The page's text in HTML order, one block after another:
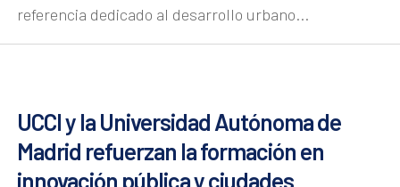
referencia dedicado al desarrollo urbano...
UCCI y la Universidad Autónoma de
Madrid refuerzan la formación en
innovación pública y ciudades